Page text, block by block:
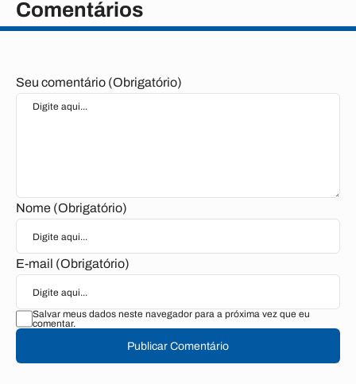
Comentários
Seu comentário (Obrigatório)
Nome (Obrigatório)
E-mail (Obrigatório)
Salvar meus dados neste navegador para a próxima vez que eu
comentar.
Publicar Comentário